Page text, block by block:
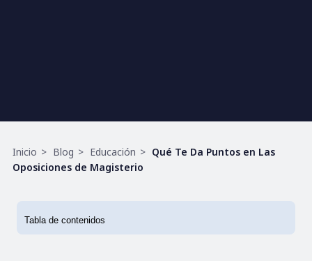
Ruta
de
Inicio Blog Educación
Qué Te Da Puntos en Las
Oposiciones de Magisterio